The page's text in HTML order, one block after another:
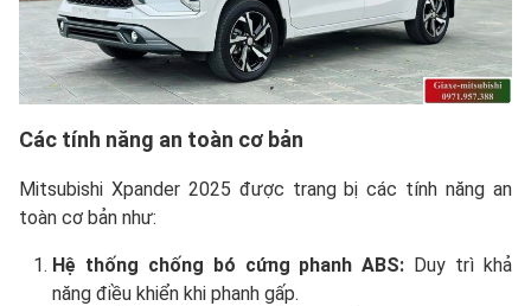
Các tính năng an toàn cơ bản
Mitsubishi Xpander 2025 được trang bị các tính năng an
toàn cơ bản như:
Hệ thống chống bó cứng phanh ABS: Duy trì khả
năng điều khiển khi phanh gấp.